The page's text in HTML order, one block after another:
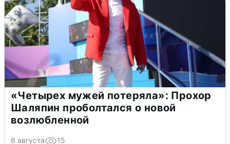
«Четырех мужей потеряла»: Прохор
Шаляпин проболтался о новой
возлюбленной
6 августа 15